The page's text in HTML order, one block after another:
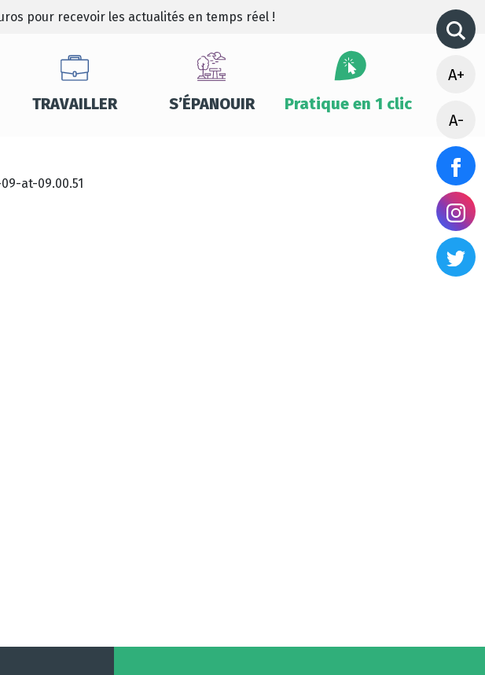
pour recevoir les actualités en temps réel !
TRAVAILLER S’ÉPANOUIR Pratique en 1 clic
A+
A-
at-09.00.51